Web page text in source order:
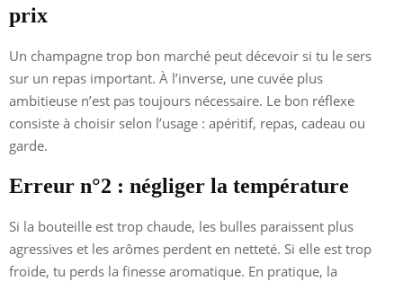
prix
Un champagne trop bon marché peut décevoir si tu le sers
sur un repas important. À l’inverse, une cuvée plus
ambitieuse n’est pas toujours nécessaire. Le bon réflexe
consiste à choisir selon l’usage : apéritif, repas, cadeau ou
garde.
Erreur n°2 : négliger la température
Si la bouteille est trop chaude, les bulles paraissent plus
agressives et les arômes perdent en netteté. Si elle est trop
froide, tu perds la finesse aromatique. En pratique, la